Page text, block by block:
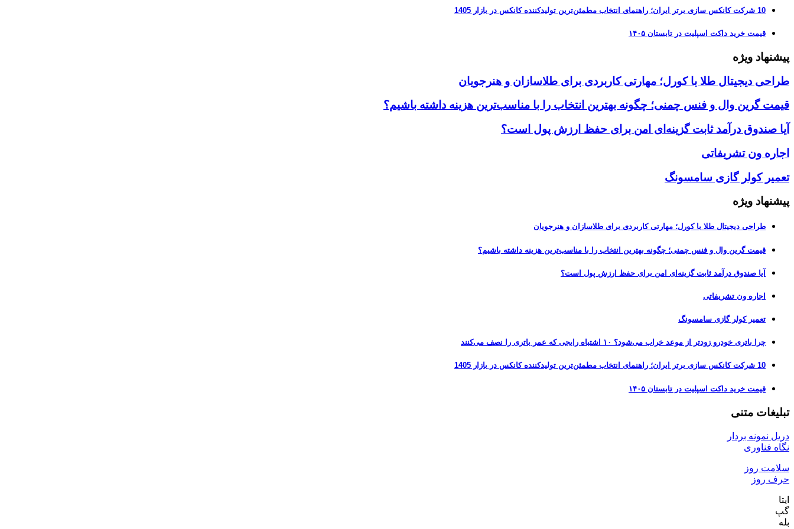
10 شرکت کانکس سازی برتر ایران؛ راهنمای انتخاب مطمئن‌ترین تولیدکننده کانکس در بازار 1405
قیمت خرید داکت اسپلیت در تابستان ۱۴۰۵
پیشنهاد ویژه
طراحی دیجیتال طلا با کورل؛ مهارتی کاربردی برای طلاسازان و هنرجویان
قیمت گرین وال و فنس چمنی؛ چگونه بهترین انتخاب را با مناسب‌ترین هزینه داشته باشیم؟
آیا صندوق درآمد ثابت گزینه‌ای امن برای حفظ ارزش پول است؟
اجاره ون تشریفاتی
تعمیر کولر گازی سامسونگ
پیشنهاد ویژه
طراحی دیجیتال طلا با کورل؛ مهارتی کاربردی برای طلاسازان و هنرجویان
قیمت گرین وال و فنس چمنی؛ چگونه بهترین انتخاب را با مناسب‌ترین هزینه داشته باشیم؟
آیا صندوق درآمد ثابت گزینه‌ای امن برای حفظ ارزش پول است؟
اجاره ون تشریفاتی
تعمیر کولر گازی سامسونگ
چرا باتری خودرو زودتر از موعد خراب می‌شود؟ ۱۰ اشتباه رایجی که عمر باتری را نصف می‌کنند
10 شرکت کانکس سازی برتر ایران؛ راهنمای انتخاب مطمئن‌ترین تولیدکننده کانکس در بازار 1405
قیمت خرید داکت اسپلیت در تابستان ۱۴۰۵
تبلیغات متنی
دریل نمونه بردار
نگاه فناوری
سلامت روز
حرف روز
ایتا
گپ
بله